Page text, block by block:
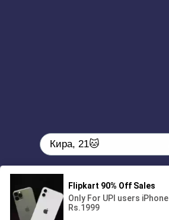
00:00
Кира, 21🐱
Поиграешь со мной? 💖🐾